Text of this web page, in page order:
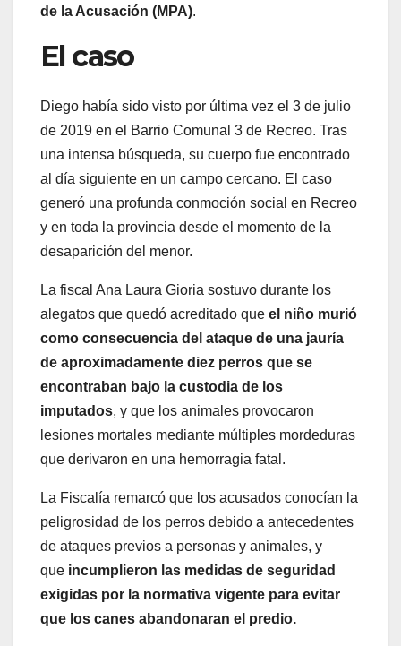
de la Acusación (MPA).
El caso
Diego había sido visto por última vez el 3 de julio
de 2019 en el Barrio Comunal 3 de Recreo. Tras
una intensa búsqueda, su cuerpo fue encontrado
al día siguiente en un campo cercano. El caso
generó una profunda conmoción social en Recreo
y en toda la provincia desde el momento de la
desaparición del menor.
La fiscal Ana Laura Gioria sostuvo durante los
alegatos que quedó acreditado que el niño murió
como consecuencia del ataque de una jauría
de aproximadamente diez perros que se
encontraban bajo la custodia de los
imputados, y que los animales provocaron
lesiones mortales mediante múltiples mordeduras
que derivaron en una hemorragia fatal.
La Fiscalía remarcó que los acusados conocían la
peligrosidad de los perros debido a antecedentes
de ataques previos a personas y animales, y
que incumplieron las medidas de seguridad
exigidas por la normativa vigente para evitar
que los canes abandonaran el predio.